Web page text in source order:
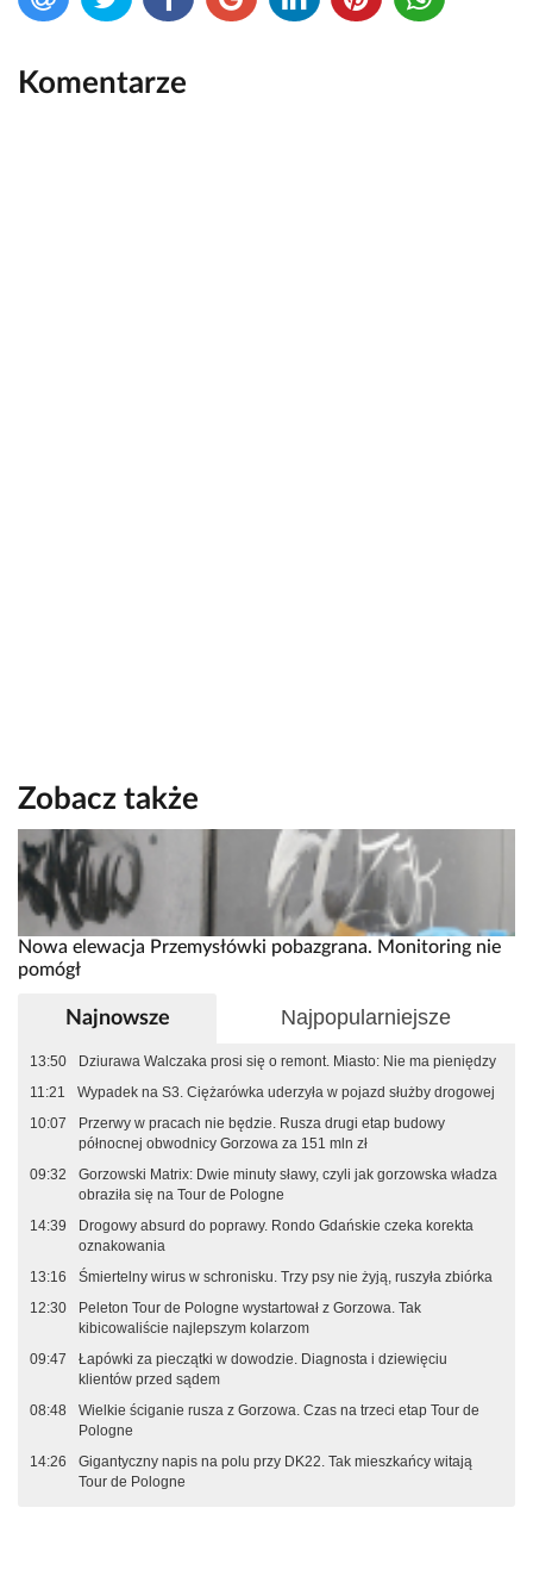
Komentarze
Zobacz także
Nowa elewacja Przemysłówki pobazgrana. Monitoring nie
pomógł
Najnowsze Najpopularniejsze
13:50
Dziurawa Walczaka prosi się o remont. Miasto: Nie ma pieniędzy
11:21
Wypadek na S3. Ciężarówka uderzyła w pojazd służby drogowej
10:07
Przerwy w pracach nie będzie. Rusza drugi etap budowy
północnej obwodnicy Gorzowa za 151 mln zł
09:32
Gorzowski Matrix: Dwie minuty sławy, czyli jak gorzowska władza
obraziła się na Tour de Pologne
14:39
Drogowy absurd do poprawy. Rondo Gdańskie czeka korekta
oznakowania
13:16
Śmiertelny wirus w schronisku. Trzy psy nie żyją, ruszyła zbiórka
12:30
Peleton Tour de Pologne wystartował z Gorzowa. Tak
kibicowaliście najlepszym kolarzom
09:47
Łapówki za pieczątki w dowodzie. Diagnosta i dziewięciu
klientów przed sądem
08:48
Wielkie ściganie rusza z Gorzowa. Czas na trzeci etap Tour de
Pologne
14:26
Gigantyczny napis na polu przy DK22. Tak mieszkańcy witają
Tour de Pologne